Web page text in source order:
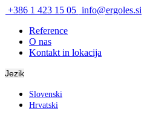
+386 1 423 15 05 info@ergoles.si
Reference
O nas
Kontakt in lokacija
Jezik
Slovenski
Hrvatski